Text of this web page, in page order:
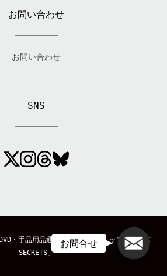
お問い合わせ
お問い合わせ
SNS
・手品用品通販のマジックショップ「MAGIC
SECRETS」
メール
お問合せ